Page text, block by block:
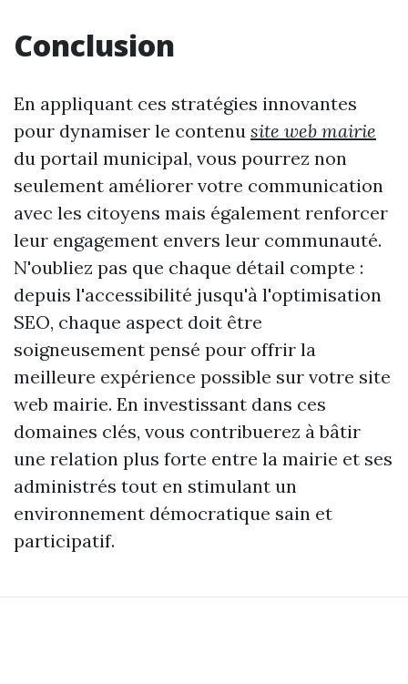
Conclusion
En appliquant ces stratégies innovantes
pour dynamiser le contenu site web mairie
du portail municipal, vous pourrez non
seulement améliorer votre communication
avec les citoyens mais également renforcer
leur engagement envers leur communauté.
N'oubliez pas que chaque détail compte :
depuis l'accessibilité jusqu'à l'optimisation
SEO, chaque aspect doit être
soigneusement pensé pour offrir la
meilleure expérience possible sur votre site
web mairie. En investissant dans ces
domaines clés, vous contribuerez à bâtir
une relation plus forte entre la mairie et ses
administrés tout en stimulant un
environnement démocratique sain et
participatif.